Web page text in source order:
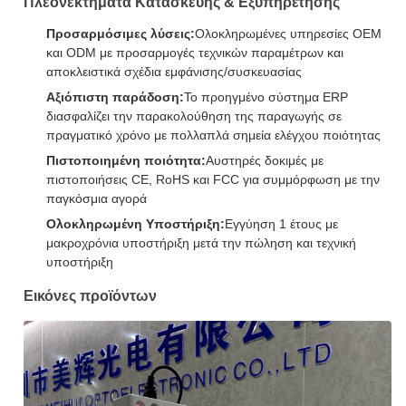
Προσαρμόσιμες λύσεις:Ολοκληρωμένες υπηρεσίες OEM
και ODM με προσαρμογές τεχνικών παραμέτρων και
αποκλειστικά σχέδια εμφάνισης/συσκευασίας
Αξιόπιστη παράδοση:Το προηγμένο σύστημα ERP
διασφαλίζει την παρακολούθηση της παραγωγής σε
πραγματικό χρόνο με πολλαπλά σημεία ελέγχου ποιότητας
Πιστοποιημένη ποιότητα:Αυστηρές δοκιμές με
πιστοποιήσεις CE, RoHS και FCC για συμμόρφωση με την
παγκόσμια αγορά
Ολοκληρωμένη Υποστήριξη:Εγγύηση 1 έτους με
μακροχρόνια υποστήριξη μετά την πώληση και τεχνική
υποστήριξη
Εικόνες προϊόντων